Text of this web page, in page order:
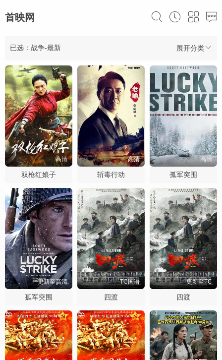
首映网
展开分类
已选：战争-最新
高清
双枪红娘子
高清
斩毒行动
高清
孤军突围
更新至高清
孤军突围
TC国语
四渡
更新至TC
四渡